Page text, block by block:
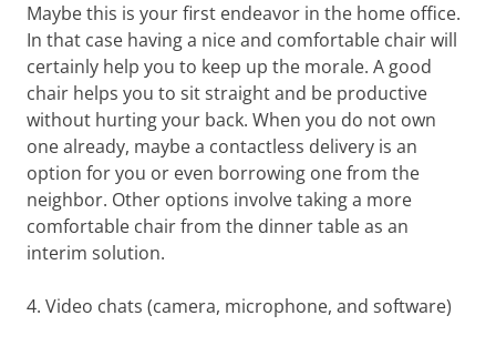
Maybe this is your first endeavor in the home office.
In that case having a nice and comfortable chair will
certainly help you to keep up the morale. A good
chair helps you to sit straight and be productive
without hurting your back. When you do not own
one already, maybe a contactless delivery is an
option for you or even borrowing one from the
neighbor. Other options involve taking a more
comfortable chair from the dinner table as an
interim solution.
4. Video chats (camera, microphone, and software)